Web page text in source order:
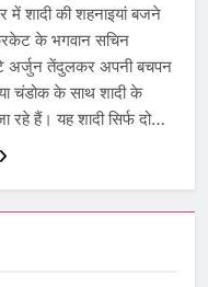
में शादी की शहनाइयां बजने
के भगवान सचिन
तेंदुलकर अपनी बचपन
चंडोक के साथ शादी के
रहे हैं। यह शादी सिर्फ दो…